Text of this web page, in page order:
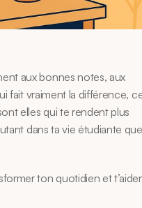
aux bonnes notes, aux
fait vraiment la différence,
elles qui te rendent plus
dans ta vie étudiante que
ton quotidien et